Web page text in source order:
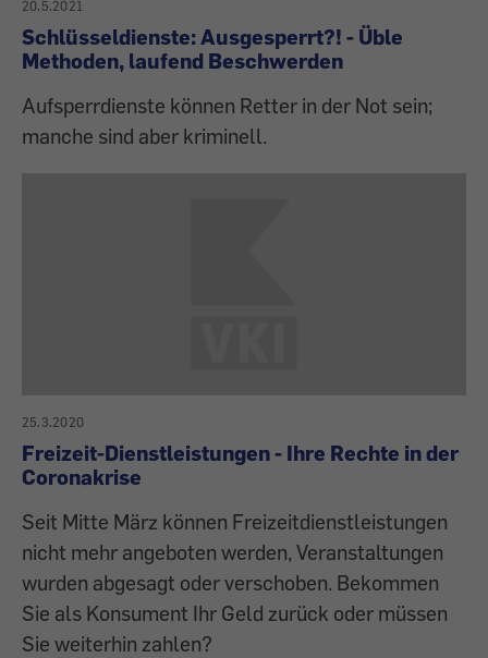
20.5.2021
Schlüsseldienste: Ausgesperrt?! - Üble
Methoden, laufend Beschwerden
Aufsperrdienste können Retter in der Not sein;
manche sind aber kriminell.
25.3.2020
Freizeit-Dienstleistungen - Ihre Rechte in der
Coronakrise
Seit Mitte März können Freizeitdienstleistungen
nicht mehr angeboten werden, Veranstaltungen
wurden abgesagt oder verschoben. Bekommen
Sie als Konsument Ihr Geld zurück oder müssen
Sie weiterhin zahlen?